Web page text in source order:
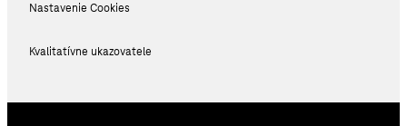
Nastavenie Cookies
Kvalitatívne ukazovatele